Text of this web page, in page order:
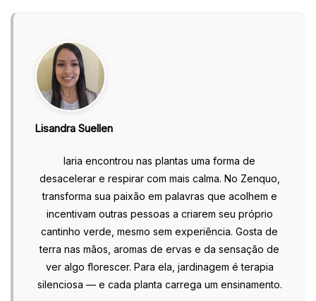
Lisandra Suellen
Iaria encontrou nas plantas uma forma de
desacelerar e respirar com mais calma. No Zenquo,
transforma sua paixão em palavras que acolhem e
incentivam outras pessoas a criarem seu próprio
cantinho verde, mesmo sem experiência. Gosta de
terra nas mãos, aromas de ervas e da sensação de
ver algo florescer. Para ela, jardinagem é terapia
silenciosa — e cada planta carrega um ensinamento.